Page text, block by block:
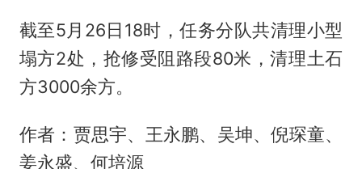
截至5月26日18时，任务分队共清理小型
塌方2处，抢修受阻路段80米，清理土石
方3000余方。
作者：贾思宇、王永鹏、吴坤、倪琛童、
姜永盛、何培源